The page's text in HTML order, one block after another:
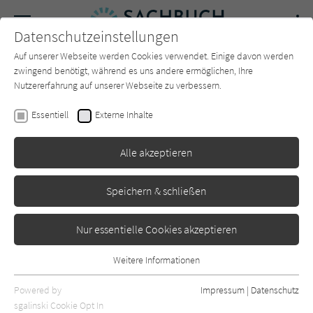
SUCHE Forum Charts Newsletter
Beate Baumann,Angela Merkel
Kiepenheuer&Witsch
Datenschutzeinstellungen
Auf unserer Webseite werden Cookies verwendet. Einige davon werden
zwingend benötigt, während es uns andere ermöglichen, Ihre
Nutzererfahrung auf unserer Webseite zu verbessern.
Essentiell Externe Inhalte
Alle akzeptieren
Speichern & schließen
Nur essentielle Cookies akzeptieren
Essentielle Cookies werden für grundlegende Funktionen der
Webseite benötigt. Dadurch ist gewährleistet, dass die Webseite
Weitere Informationen
Powered by
sgalinski Cookie Opt In
Impressum | Datenschutz